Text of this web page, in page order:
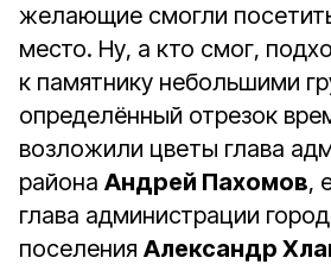
желающие смогли
место. Ну, а кто смог,
к памятнику небольшими
определённый отрезок
возложили цветы глава
района Андрей Пахомов,
глава администрации
поселения Александр